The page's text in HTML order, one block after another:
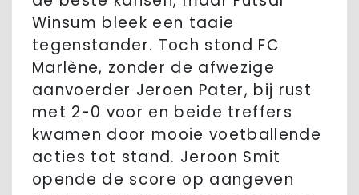
Winsum bleek een taaie
tegenstander. Toch stond FC
Marlène, zonder de afwezige
aanvoerder Jeroen Pater, bij rust
met 2-0 voor en beide treffers
kwamen door mooie voetballende
acties tot stand. Jeroon Smit
opende de score op aangeven